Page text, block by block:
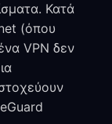
Κατά
(όπου
VPN δεν